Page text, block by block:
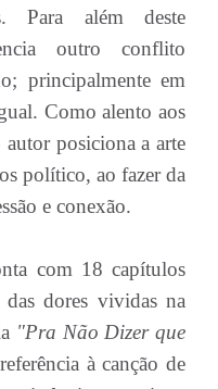
Para além deste
outro conflito
principalmente em
Como alento aos
posiciona a arte
político, ao fazer da
e conexão.
com 18 capítulos
das dores vividas na
"Pra Não Dizer que
à canção de